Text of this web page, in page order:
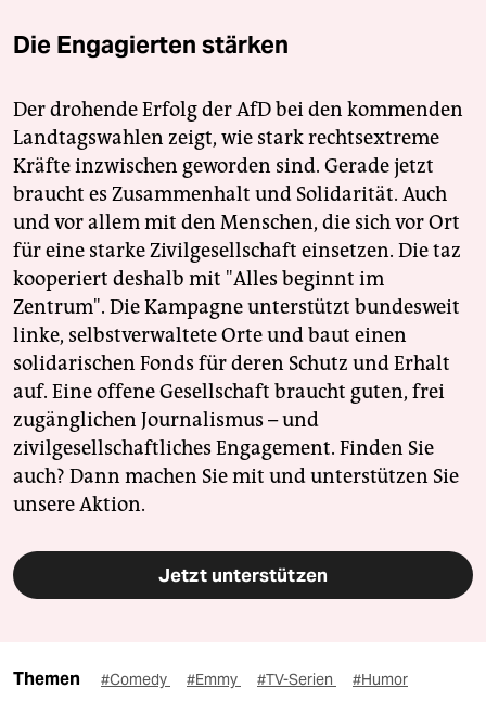
Die Engagierten stärken
Der drohende Erfolg der AfD bei den kommenden
Landtagswahlen zeigt, wie stark rechtsextreme
Kräfte inzwischen geworden sind. Gerade jetzt
braucht es Zusammenhalt und Solidarität. Auch
und vor allem mit den Menschen, die sich vor Ort
für eine starke Zivilgesellschaft einsetzen. Die taz
kooperiert deshalb mit "Alles beginnt im
Zentrum". Die Kampagne unterstützt bundesweit
linke, selbstverwaltete Orte und baut einen
solidarischen Fonds für deren Schutz und Erhalt
auf. Eine offene Gesellschaft braucht guten, frei
zugänglichen Journalismus – und
zivilgesellschaftliches Engagement. Finden Sie
auch? Dann machen Sie mit und unterstützen Sie
unsere Aktion.
Jetzt unterstützen
Themen #Comedy #Emmy #TV-Serien #Humor